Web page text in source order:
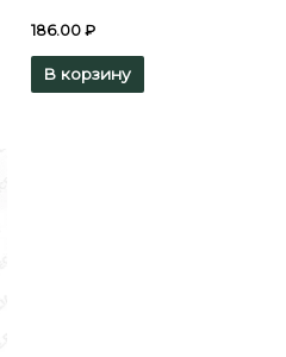
186.00 ₽
В корзину